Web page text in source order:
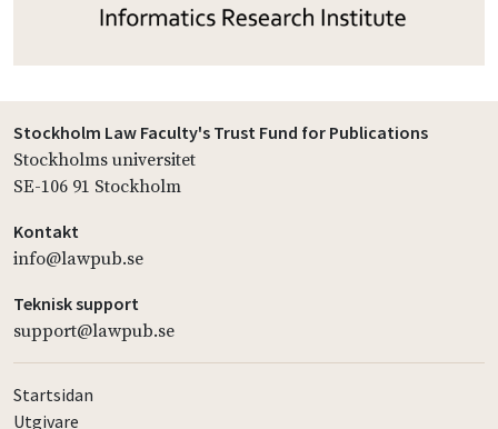
Stockholm Law Faculty's Trust Fund for Publications
Stockholms universitet
SE-106 91 Stockholm
Kontakt
info@lawpub.se
Teknisk support
support@lawpub.se
Startsidan
Utgivare